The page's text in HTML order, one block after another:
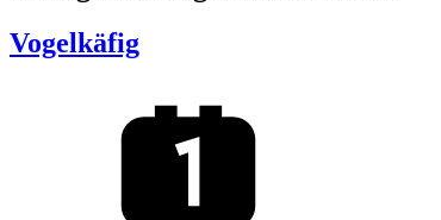
Vogelkäfig